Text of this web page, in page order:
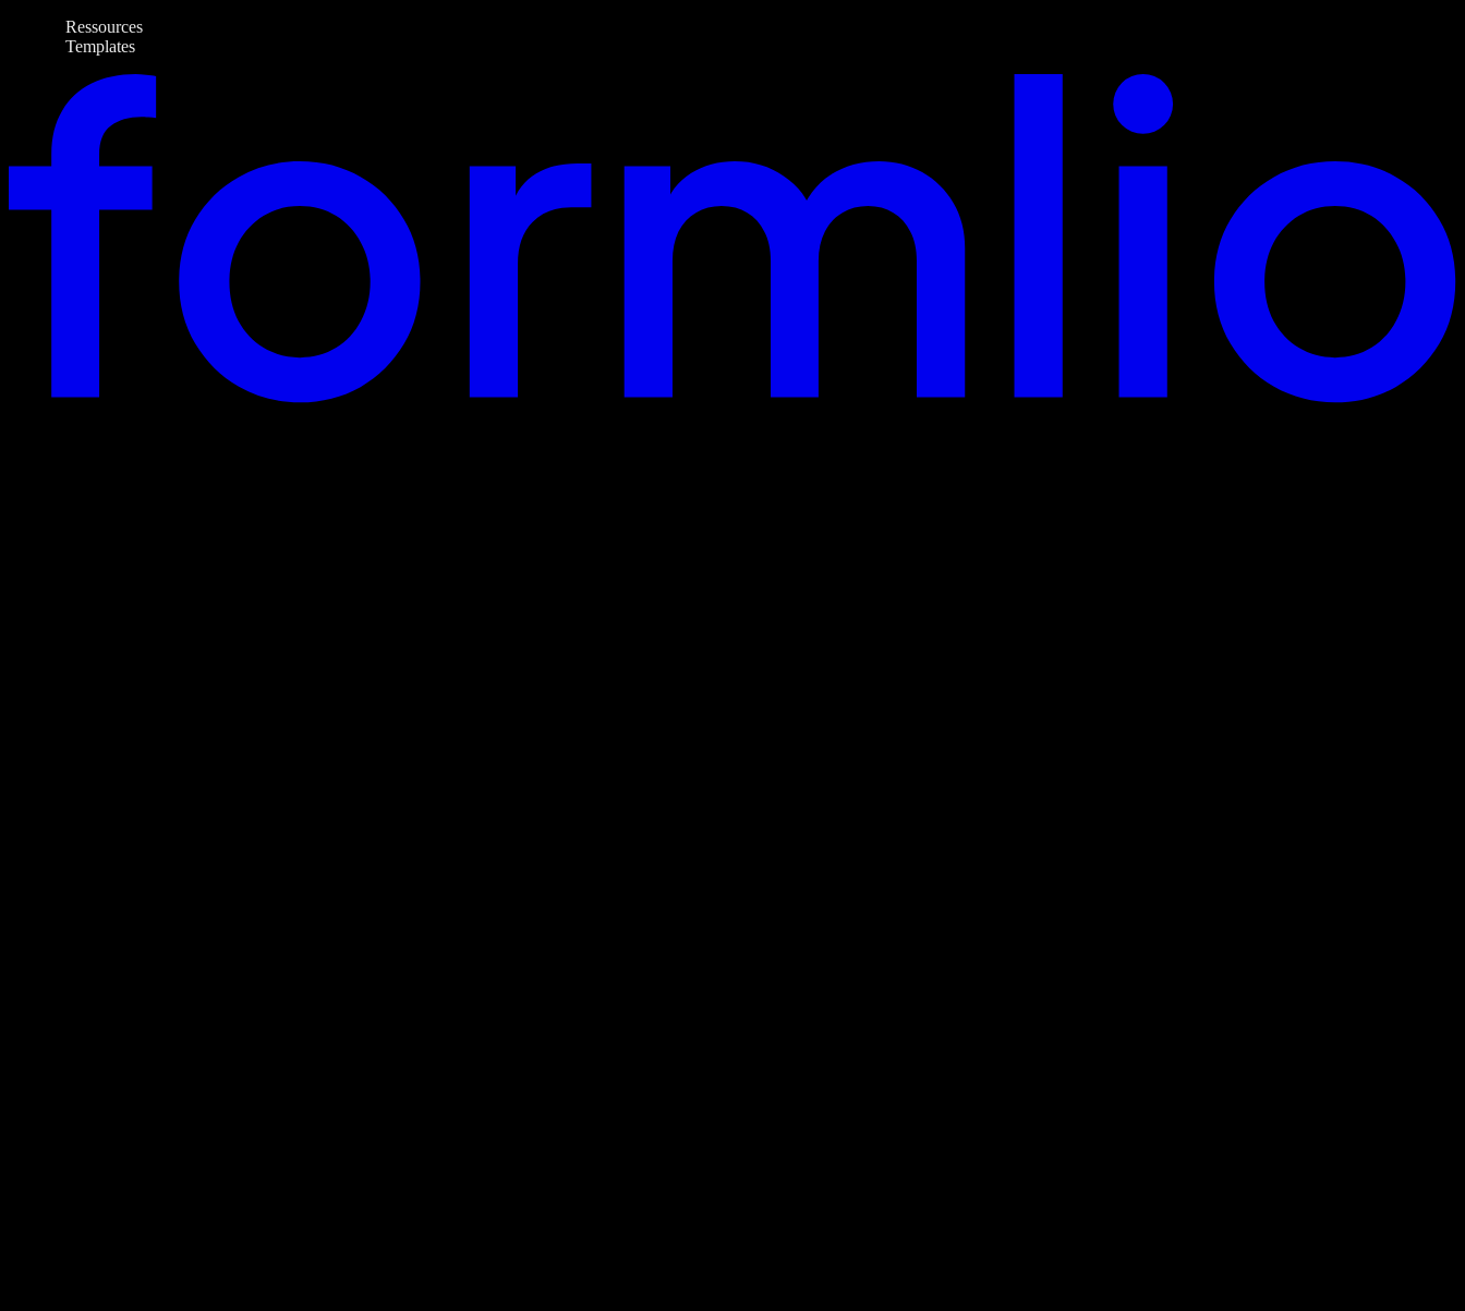
Ressources
Templates